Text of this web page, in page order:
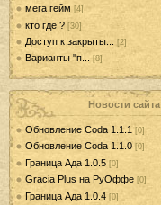
мега гейм [4]
кто где ? [30]
Доступ к закрыты... [2]
Варианты "п... [8]
Новости сайта
Обновление Coda 1.1.1 [0]
Обновление Coda 1.1.0 [0]
Граница Ада 1.0.5 [0]
Gracia Plus на РуОффе [0]
Граница Ада 1.0.4 [0]